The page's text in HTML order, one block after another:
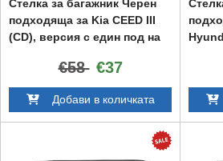
Стелка за багажник Черен
подходяща за Kia CEED III
(CD), версия с един под на
€58 €37
Добави в количката